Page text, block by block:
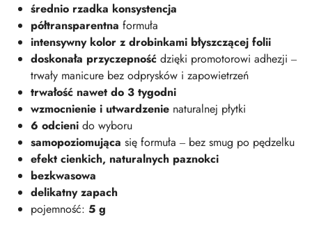
średnio rzadka konsystencja
półtransparentna formuła
intensywny kolor z drobinkami błyszczącej folii
doskonała przyczepność dzięki promotorowi adhezji ‒
trwały manicure bez odprysków i zapowietrzeń
trwałość nawet do 3 tygodni
wzmocnienie i utwardzenie naturalnej płytki
6 odcieni do wyboru
samopoziomująca się formuła ‒ bez smug po pędzelku
efekt cienkich, naturalnych paznokci
bezkwasowa
delikatny zapach
pojemność: 5 g